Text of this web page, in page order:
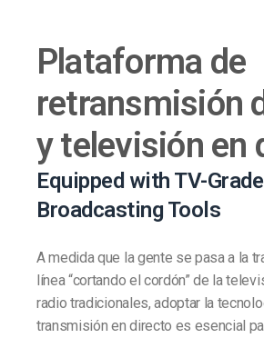
Plataforma de
retransmisión
y televisión en
Equipped with TV-Grade
Broadcasting Tools
A medida que la gente se pasa a la
línea “cortando el cordón” de la
radio tradicionales, adoptar la
transmisión en directo es esencial